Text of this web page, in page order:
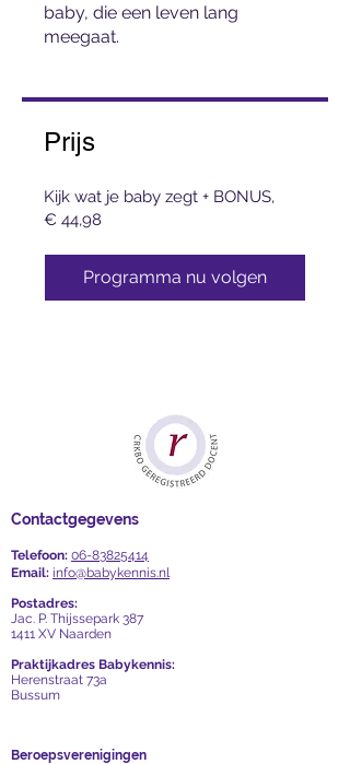
baby, die een leven lang
meegaat.
Prijs
Kijk wat je baby zegt + BONUS,
€ 44,98
Programma nu volgen
Contactgegevens
Telefoon: 06-83825414
Email: info@babykennis.nl
Postadres:
Jac. P. Thijssepark 387
1411 XV Naarden
Praktijkadres Babykennis:
Herenstraat 73a
Bussum
Beroepsverenigingen